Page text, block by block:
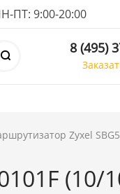
ПТ: 9:00-20:00
8 (495)
Zyxel
(10/